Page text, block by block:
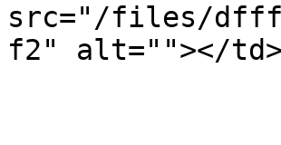
src="/files/
f2" alt=""></